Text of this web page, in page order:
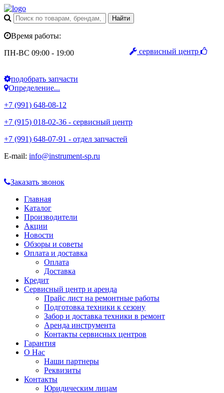
сервисный центр
Время работы:
ПН-ВС 09:00 - 19:00
подобрать запчасти
Определение...
+7 (991) 648-08-12
+7 (915) 018-02-36 - сервисный центр
+7 (991) 648-07-91 - отдел запчастей
E-mail: info@instrument-sp.ru
Заказать звонок
Главная
Каталог
Производители
Акции
Новости
Обзоры и советы
Оплата и доставка
Оплата
Доставка
Кредит
Сервисный центр и аренда
Прайс лист на ремонтные работы
Подготовка техники к сезону
Забор и доставка техники в ремонт
Аренда инструмента
Контакты сервисных центров
Гарантия
О Нас
Наши партнеры
Реквизиты
Контакты
Юридическим лицам